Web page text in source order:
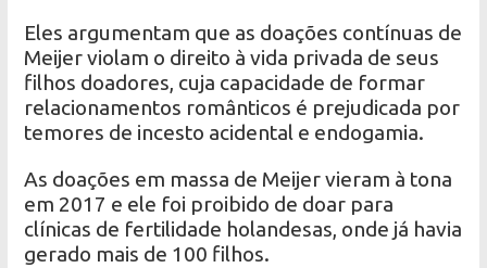
Eles argumentam que as doações contínuas de
Meijer violam o direito à vida privada de seus
filhos doadores, cuja capacidade de formar
relacionamentos românticos é prejudicada por
temores de incesto acidental e endogamia.
As doações em massa de Meijer vieram à tona
em 2017 e ele foi proibido de doar para
clínicas de fertilidade holandesas, onde já havia
gerado mais de 100 filhos.